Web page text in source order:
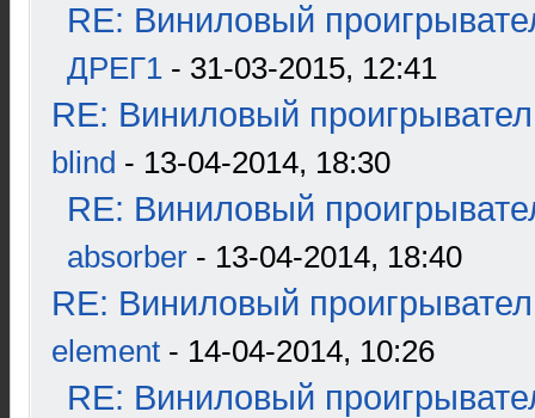
RE: Виниловый
ДРЕГ1 - 31-03-2015, 12:41
RE: Виниловый
blind - 13-04-2014, 18:30
RE: Виниловый
absorber - 13-04-2014, 18:40
RE: Виниловый
element - 14-04-2014, 10:26
RE: Виниловый